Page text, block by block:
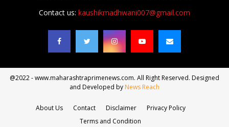
Contact us: kaushikmadhwani007@gmail.com
@2022 - www.maharashtraprimenews.com. All Right Reserved. Designed
and Developed by News Reach
About Us Contact Disclaimer
Privacy Policy
Terms and Condition